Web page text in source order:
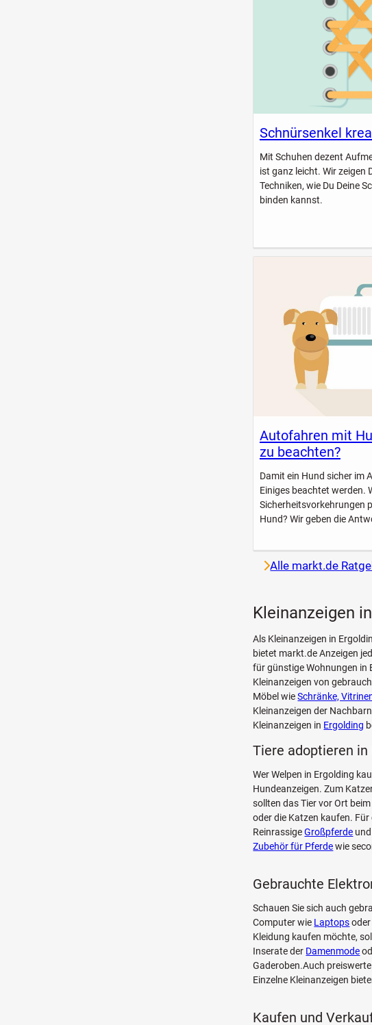
Schnürsenkel
Mit Schuhen dezent
ist ganz leicht. Wir zeigen
Techniken, wie Du Deine
binden kannst.
Autofahren mit
zu beachten?
Damit ein Hund sicher im
Einiges beachtet werden.
Sicherheitsvorkehrungen
Hund? Wir geben die
Alle markt.de
Kleinanzeigen
Als Kleinanzeigen in
bietet markt.de Anzeigen
für günstige Wohnungen in
Kleinanzeigen von
Möbel wieSchränke,
Kleinanzeigen der
Kleinanzeigen in Ergolding
Tiere adoptieren in
Wer Welpen in Ergolding
Hundeanzeigen. Zum
sollten das Tier vor Ort
oder die Katzen kaufen.
ReinrassigeGroßpferde
Zubehör für Pferdewie
Gebrauchte
Schauen Sie sich auch
Computer wie Laptopsoder
Kleidung kaufen möchte,
Inserate der Damenmode
Gaderoben.Auch
Einzelne Kleinanzeigen
Kaufen und